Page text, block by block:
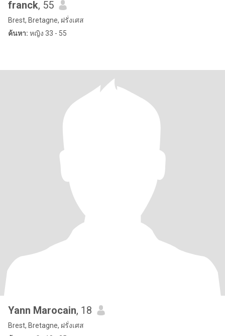
franck, 55
Brest, Bretagne, ฝรั่งเศส
ค้นหา: หญิง 33 - 55
Yann Marocain, 18
Brest, Bretagne, ฝรั่งเศส